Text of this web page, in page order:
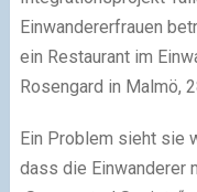
Einwandererfrauen
ein Restaurant im
Rosengard in Malmö,
Ein Problem sieht sie
dass die Einwanderer